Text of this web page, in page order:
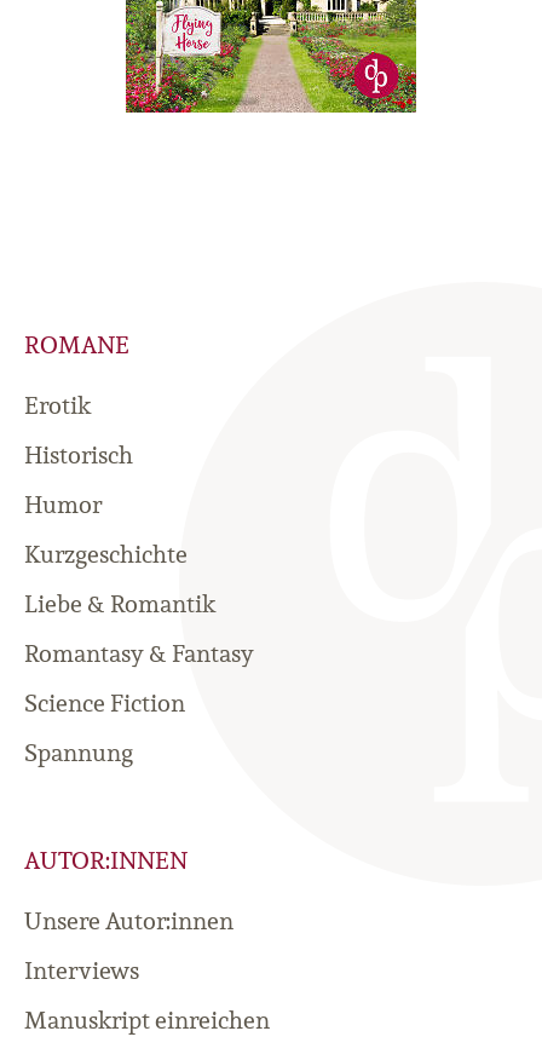
ROMANE
Erotik
Historisch
Humor
Kurzgeschichte
Liebe & Romantik
Romantasy & Fantasy
Science Fiction
Spannung
AUTOR:INNEN
Unsere Autor:innen
Interviews
Manuskript einreichen